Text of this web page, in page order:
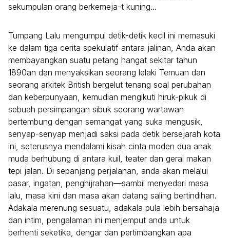
sekumpulan orang berkemeja-t kuning…
Tumpang Lalu mengumpul detik-detik kecil ini memasuki
ke dalam tiga cerita spekulatif antara jalinan, Anda akan
membayangkan suatu petang hangat sekitar tahun
1890an dan menyaksikan seorang lelaki Temuan dan
seorang arkitek British bergelut tenang soal perubahan
dan keberpunyaan, kemudian mengikuti hiruk-pikuk di
sebuah persimpangan sibuk seorang wartawan
bertembung dengan semangat yang suka mengusik,
senyap-senyap menjadi saksi pada detik bersejarah kota
ini, seterusnya mendalami kisah cinta moden dua anak
muda berhubung di antara kuil, teater dan gerai makan
tepi jalan. Di sepanjang perjalanan, anda akan melalui
pasar, ingatan, penghijrahan—sambil menyedari masa
lalu, masa kini dan masa akan datang saling bertindihan.
Adakala merenung sesuatu, adakala pula lebih bersahaja
dan intim, pengalaman ini menjemput anda untuk
berhenti seketika, dengar dan pertimbangkan apa